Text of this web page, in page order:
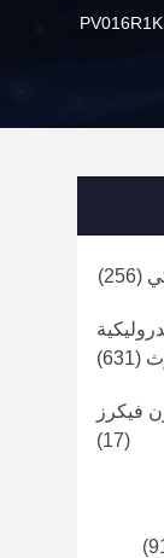
(256)
(631)
فيكرز
(17)